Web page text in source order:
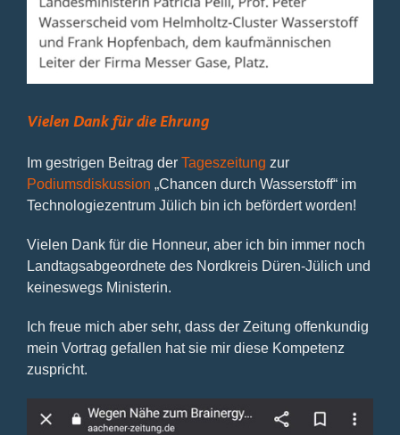
Vielen Dank für die Ehrung
Im gestrigen Beitrag der Tageszeitung zur
Podiumsdiskussion „Chancen durch Wasserstoff“ im
Technologiezentrum Jülich bin ich befördert worden!
Vielen Dank für die Honneur, aber ich bin immer noch
Landtagsabgeordnete des Nordkreis Düren-Jülich und
keineswegs Ministerin.
Ich freue mich aber sehr, dass der Zeitung offenkundig
mein Vortrag gefallen hat sie mir diese Kompetenz
zuspricht.